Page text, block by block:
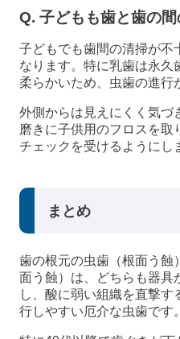
Q. 子どもも歯と歯の
子どもでも歯間の清掃が不
なります。特に乳歯は永久
柔らかいため、虫歯の進行
外側からは見えにくく気づ
磨きに子供用のフロスを取
チェックを受けるようにし
まとめ
歯の根元の虫歯（根面う蝕
面う蝕）は、どちらも器具
し、酸に弱い組織を直撃
行しやすい厄介な虫歯です。